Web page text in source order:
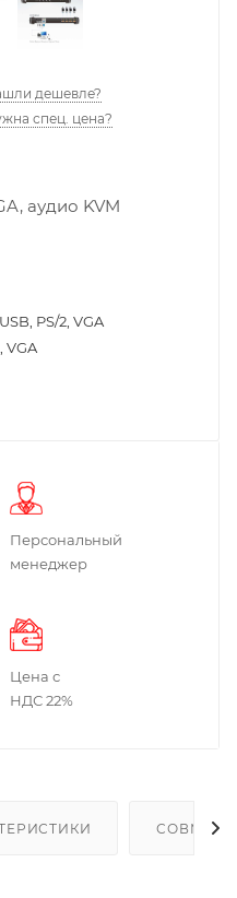
дешевле?
спец. цена?
аудио KVM
USB, PS/2, VGA
VGA
Персональный
менеджер
Цена с
НДС 22%